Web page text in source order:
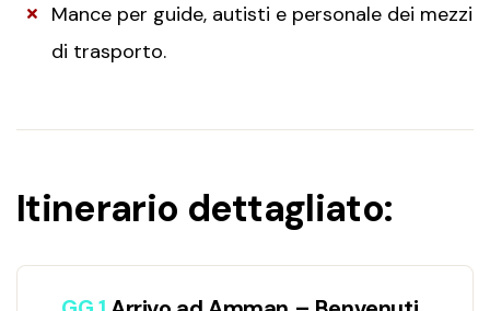
Mance per guide, autisti e personale dei mezzi
di trasporto.
Itinerario dettagliato: